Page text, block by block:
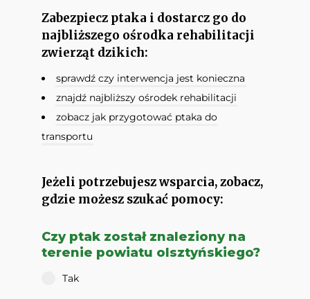
Zabezpiecz ptaka i dostarcz go do
najbliższego ośrodka rehabilitacji
zwierząt dzikich:
sprawdź czy interwencja jest konieczna
znajdź najbliższy ośrodek rehabilitacji
zobacz jak przygotować ptaka do
transportu
Jeżeli potrzebujesz wsparcia, zobacz,
gdzie możesz szukać pomocy:
Czy ptak został znaleziony na
terenie powiatu olsztyńskiego?
Tak